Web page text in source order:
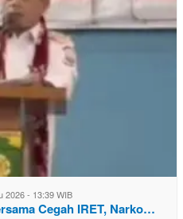
2026 - 13:39 WIB
Cegah IRET, Narko…